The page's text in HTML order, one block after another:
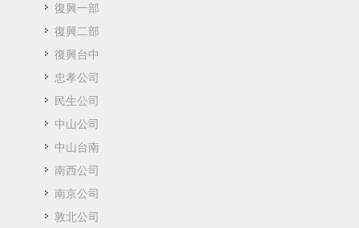
復興一部
復興二部
復興台中
忠孝公司
民生公司
中山公司
中山台南
南西公司
南京公司
敦北公司